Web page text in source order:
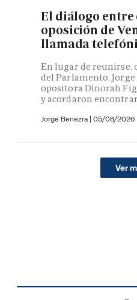
El diálogo entre
oposición de
llamada
En lugar de reunirse,
del Parlamento,
opositora Dinorah
y acordaron
Jorge Benezra | 05/08/2026
Ver